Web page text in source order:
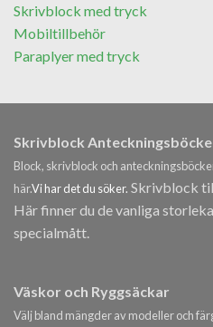
Skrivblock med tryck
Mobiltillbehör
Paraplyer med tryck
Skrivblock
Block, skrivblock och
här.Vi har det du söker. Skrivblock
Här finner du de vanliga
specialmått.
Väskor och Ryggsäckar
Välj bland mängder av modeller och